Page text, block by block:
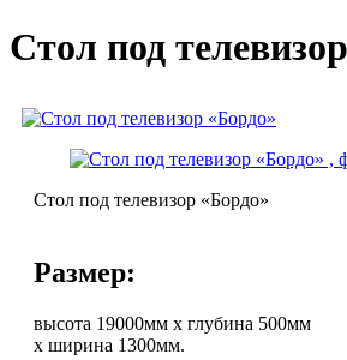
Стол под
Стол под телевизор «Бордо»
Размер:
высота 19000мм х глубина 500мм
х ширина 1300мм.